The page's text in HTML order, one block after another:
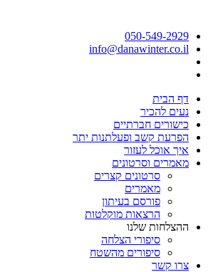
050-549-2929
info@danawinter.co.il
דף הבית
נעים להכיר
כישורים חברתיים
הפרעת קשב ופעלתנות יתר
איך אוכל לעזור
מאמרים וסרטונים
סרטונים קצרים
מאמרים
פורסם בעיתון
הרצאות מוקלטות
ההצלחות שלנו
סיפורי הצלחה
סיפורים מהשטח
צרו קשר